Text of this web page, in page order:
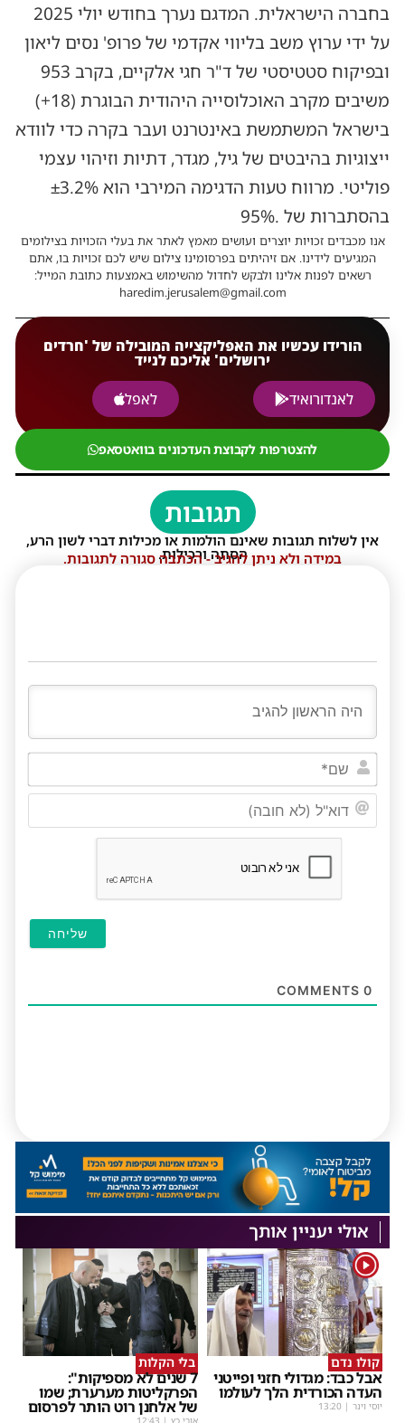
בחברה הישראלית. המדגם נערך בחודש יולי 2025
על ידי ערוץ משב בליווי אקדמי של פרופ' נסים ליאון
ובפיקוח סטטיסטי של ד"ר חגי אלקיים, בקרב 953
משיבים מקרב האוכלוסייה היהודית הבוגרת (18+)
בישראל המשתמשת באינטרנט ועבר בקרה כדי לוודא
ייצוגיות בהיבטים של גיל, מגדר, דתיות וזיהוי עצמי
פוליטי. מרווח טעות הדגימה המירבי הוא ±3.2%
בהסתברות של .95%
אנו מכבדים זכויות יוצרים ועושים מאמץ לאתר את בעלי הזכויות בצילומים
המגיעים לידינו. אם זיהיתים בפרסומינו צילום שיש לכם זכויות בו, אתם
רשאים לפנות אלינו ולבקש לחדול מהשימוש באמצעות כתובת המייל:
haredim.jerusalem@gmail.com
הורידו עכשיו את האפליקצייה המובילה של 'חרדים
ירושלים' אליכם לנייד
לאנדורואיד
לאפל
להצטרפות לקבוצת העדכונים בוואטסאפ
תגובות
אין לשלוח תגובות שאינם הולמות או מכילות דברי לשון הרע,
הסתה ורכילות.
במידה ולא ניתן להגיב - הכתבה סגורה לתגובות.
שם*
0
אולי יעניין אותך
1
קולו נדם
אבל כבד: מגדולי חזני ופייטני
העדה הכורדית הלך לעולמו
יוסי וינר |
13:20
בלי הקלות
7 שנים לא מספיקות":
הפרקליטות מערערת; שמו
של אלחנן רוט הותר לפרסום
אורי כץ |
12:43